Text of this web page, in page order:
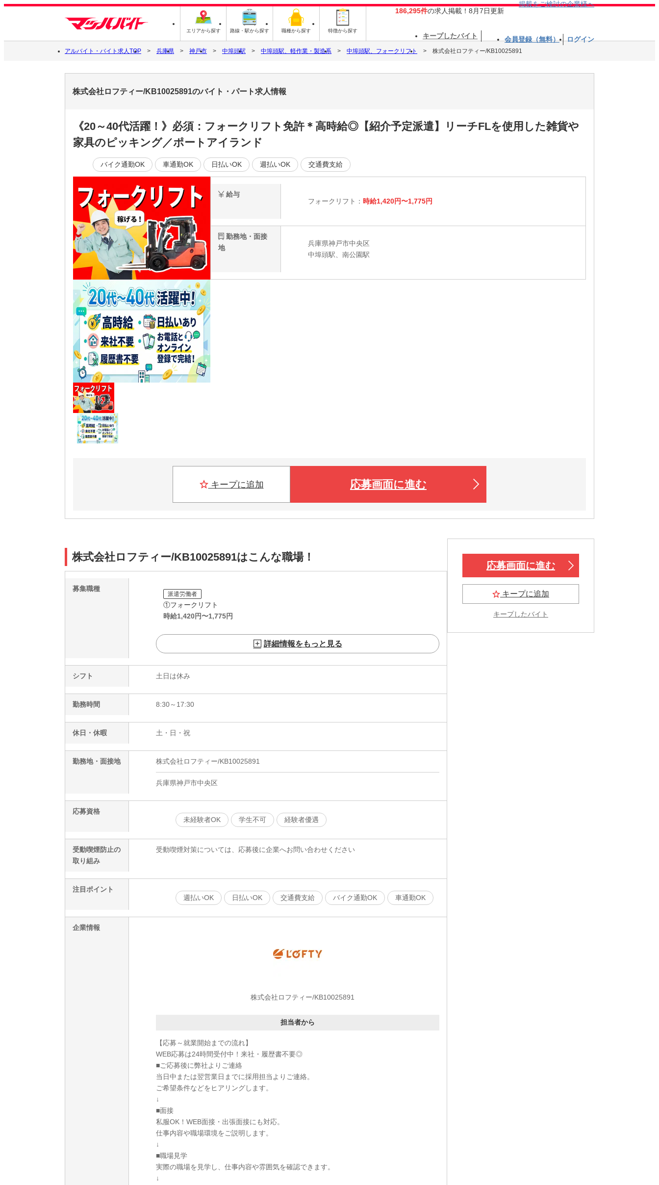
エリアから探す 路線・駅から探す 職種から探す 特徴から探す
186,295件の求人掲載！8月7日更新
掲載をご検討の企業様へ
キープしたバイト 会員登録（無料） ログイン
アルバイト・バイト求人TOP 兵庫県 神戸市 中埠頭駅 中埠頭駅、軽作業・製造系 中埠頭駅、フォークリフト 株式会社ロフティー/KB10025891
株式会社ロフティー/KB10025891のバイト・パート求人情報
《20～40代活躍！》必須：フォークリフト免許＊高時給◎【紹介予定派遣】リーチFLを使用した雑貨や
家具のピッキング／ポートアイランド
バイク通勤OK 車通勤OK 日払いOK 週払いOK 交通費支給
給与
フォークリフト： 時給1,420円〜1,775円
勤務地・面接
地
兵庫県神戸市中央区
中埠頭駅、南公園駅
キープに追加 応募画面に進む
株式会社ロフティー/KB10025891はこんな職場！
募集職種
派遣労働者
①フォークリフト
時給1,420円〜1,775円
詳細情報をもっと見る
シフト 土日は休み
勤務時間 8:30～17:30
休日・休暇 土・日・祝
勤務地・面接地 株式会社ロフティー/KB10025891
兵庫県神戸市中央区
応募資格
未経験者OK
学生不可 経験者優遇
受動喫煙防止の
取り組み
受動喫煙対策については、応募後に企業へお問い合わせください
注目ポイント
週払いOK
日払いOK 交通費支給 バイク通勤OK 車通勤OK
企業情報
株式会社ロフティー/KB10025891
担当者から
【応募～就業開始までの流れ】
WEB応募は24時間受付中！来社・履歴書不要◎
■ご応募後に弊社よりご連絡
当日中または翌営業日までに採用担当よりご連絡。
ご希望条件などをヒアリングします。
↓
■面接
私服OK！WEB面接・出張面接にも対応。
仕事内容や職場環境をご説明します。
↓
■職場見学
実際の職場を見学し、仕事内容や雰囲気を確認できます。
↓
応募画面に進む
キープに追加
キープしたバイト